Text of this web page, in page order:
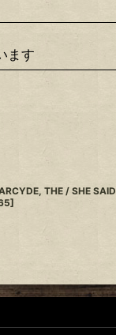
ます
THE / SHE SAID
]